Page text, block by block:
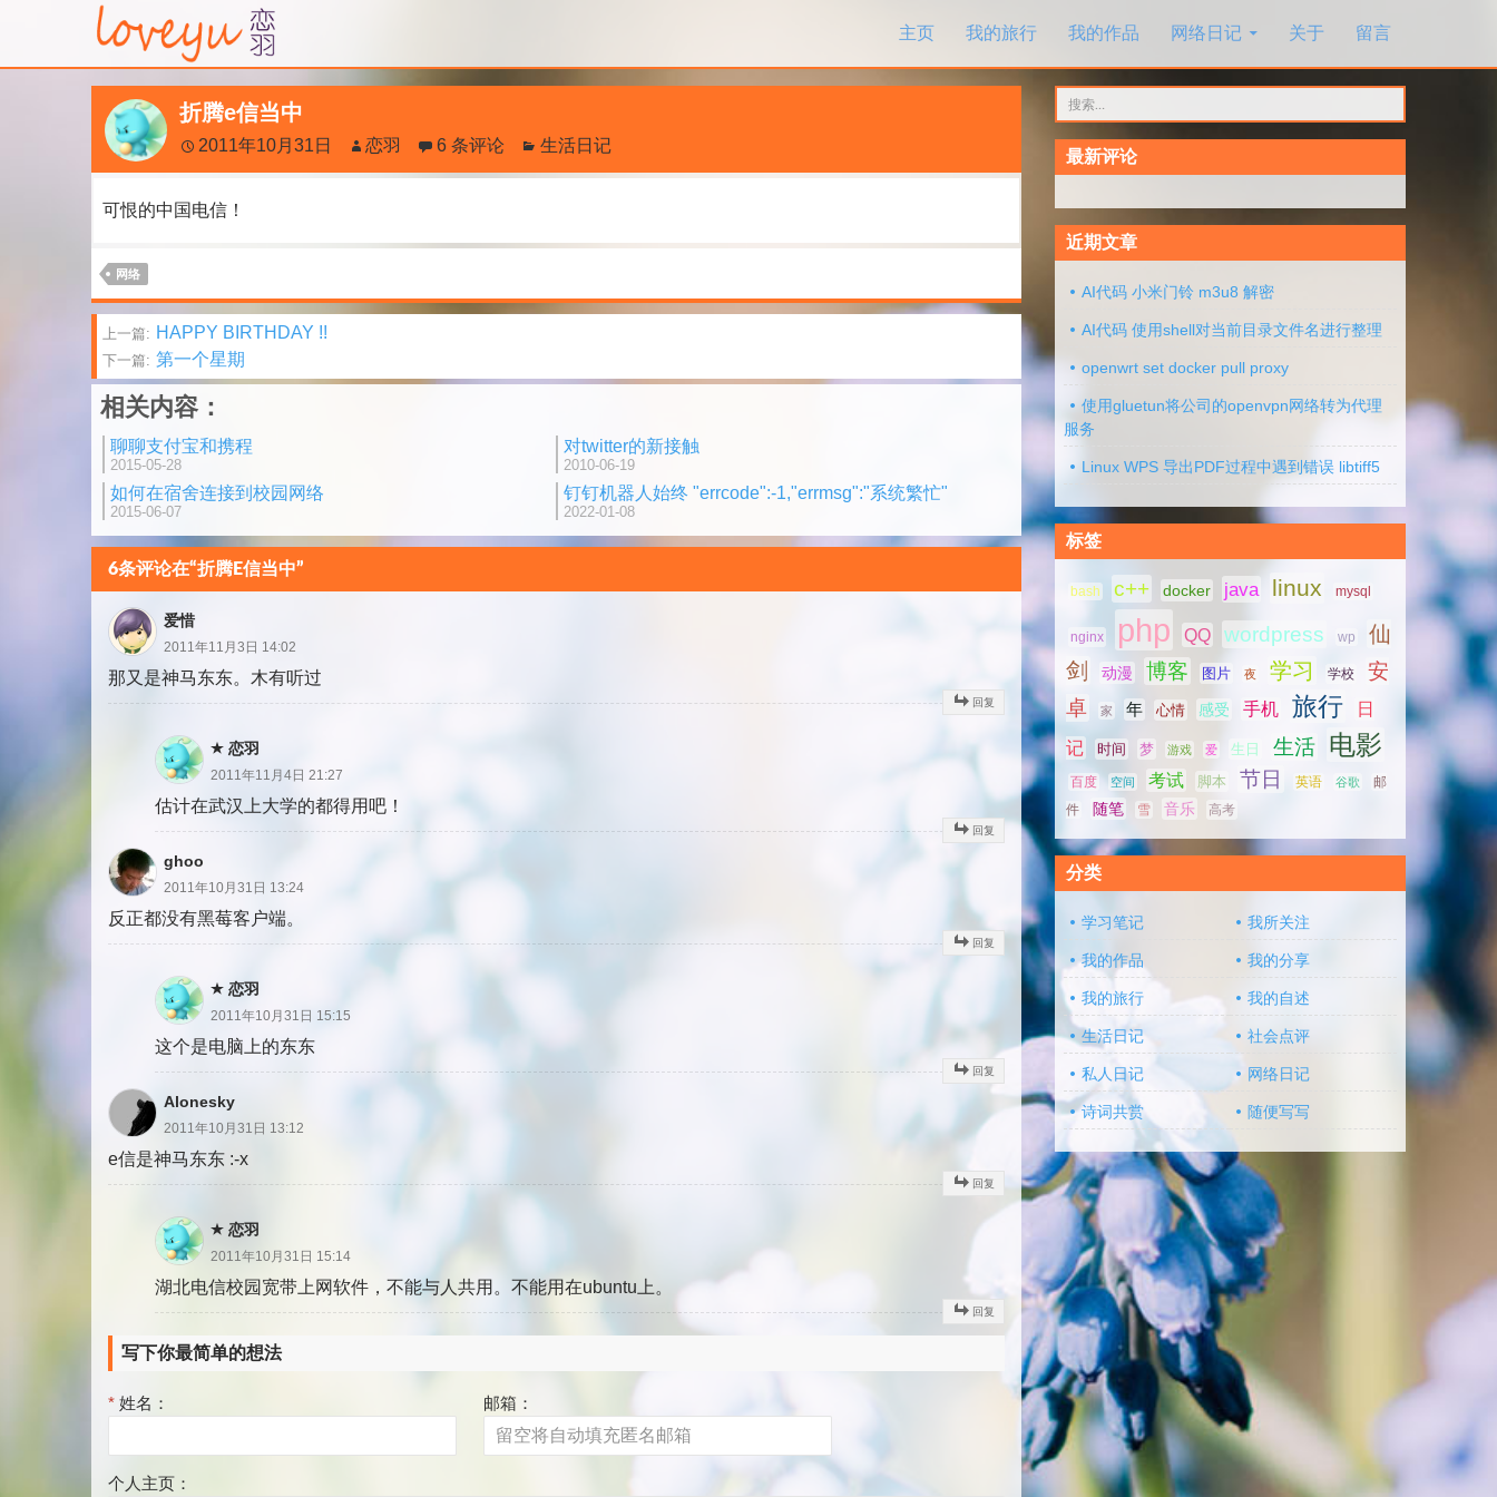
主页
我的旅行 我的作品 网络日记 关于 留言
折腾e信当中
2011年10月31日 恋羽 6 条评论 生活日记
可恨的中国电信！
网络
文
章
分
页
上一篇: HAPPY BIRTHDAY !!
下一篇: 第一个星期
相关内容：
聊聊支付宝和携程
2015-05-28
对twitter的新接触
2010-06-19
如何在宿舍连接到校园网络
2015-06-07
钉钉机器人始终 "errcode":-1,"errmsg":"系统繁忙"
2022-01-08
6条评论在“折腾E信当中”
爱惜
2011年11月3日 14:02
那又是神马东东。木有听过
回复
恋羽
2011年11月4日 21:27
估计在武汉上大学的都得用吧！
回复
ghoo
2011年10月31日 13:24
反正都没有黑莓客户端。
回复
恋羽
2011年10月31日 15:15
这个是电脑上的东东
回复
Alonesky
2011年10月31日 13:12
e信是神马东东 :-x
回复
恋羽
2011年10月31日 15:14
湖北电信校园宽带上网软件，不能与人共用。不能用在ubuntu上。
回复
写下你最简单的想法
* 姓名： 邮箱：
个人主页：
索：
最新评论
近期文章
AI代码 小米门铃 m3u8 解密
AI代码 使用shell对当前目录文件名进行整理
openwrt set docker pull proxy
使用gluetun将公司的openvpn网络转为代理
服务
Linux WPS 导出PDF过程中遇到错误 libtiff5
标签
bash c++ docker java linux mysql
nginx php QQ wordpress wp
仙
剑
动漫 博客 图片 夜 学习 学校
安
卓
家 年 心情 感受 手机 旅行 日
记 时间 梦 游戏 爱 生日 生活 电影
百度 空间 考试 脚本 节日 英语 谷歌 邮
件 随笔 雪 音乐 高考
分类
学习笔记 我所关注
我的作品 我的分享
我的旅行 我的自述
生活日记 社会点评
私人日记 网络日记
诗词共赏 随便写写